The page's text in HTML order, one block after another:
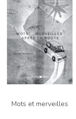
Mots et merveilles